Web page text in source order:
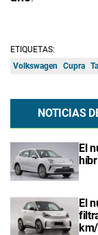
ETIQUETAS:
Volkswagen
Cupra
NOTICIAS
El
El